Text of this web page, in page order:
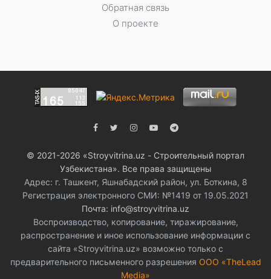
Обратная связь
О проекте
© 2021-2026 «Stroyvitrina.uz - Строительный портал
Узбекистана». Все права защищены
Адрес: г. Ташкент, Яшнабадский район, ул. Боткина, 8
Регистрация электронного СМИ: №1419 от 19.05.2021
Почта: info@stroyvitrina.uz
Воспроизводство, копирование, тиражирование,
распространение и иное использование информации с
сайта «Stroyvitrina.uz» возможно только с
предварительного письменного разрешения ООО «TheLead
Media»